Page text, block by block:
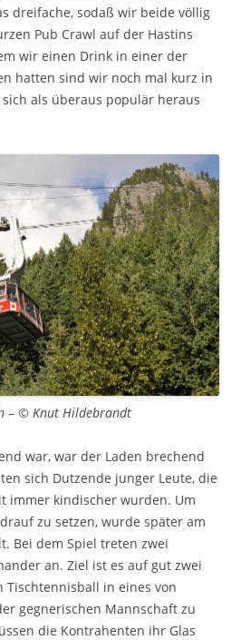
dreifache, sodaß wir beide völlig
Pub Crawl auf der Hastins
wir einen Drink in einer der
hatten sind wir noch mal kurz in
als überaus populär heraus
– © Knut Hildebrandt
war, war der Laden brechend
sich Dutzende junger Leute, die
immer kindischer wurden. Um
zu setzen, wurde später am
Bei dem Spiel treten zwei
an. Ziel ist es auf gut zwei
Tischtennisball in eines von
gegnerischen Mannschaft zu
die Kontrahenten ihr Glas